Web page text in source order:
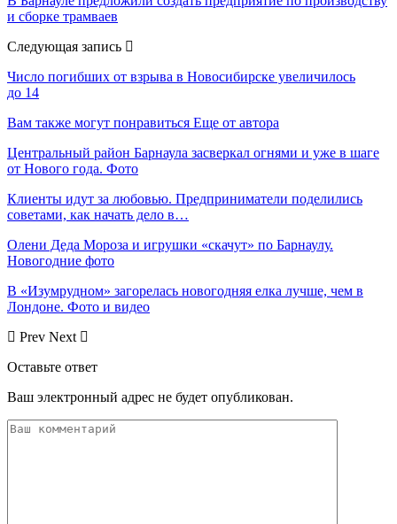
и сборке трамваев
Следующая запись
Число погибших от взрыва в Новосибирске увеличилось
до 14
Вам также могут понравиться Еще от автора
Центральный район Барнаула засверкал огнями и уже в шаге
от Нового года. Фото
Клиенты идут за любовью. Предприниматели поделились
советами, как начать дело в…
Олени Деда Мороза и игрушки «скачут» по Барнаулу.
Новогодние фото
В «Изумрудном» загорелась новогодняя елка лучше, чем в
Лондоне. Фото и видео
Prev Next
Оставьте ответ
Ваш электронный адрес не будет опубликован.